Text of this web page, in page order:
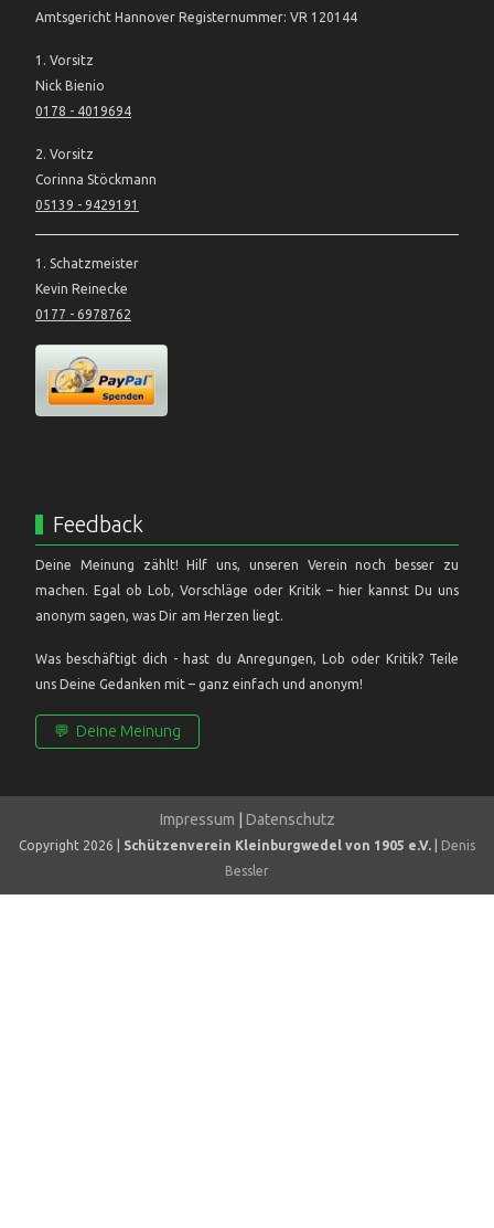
Amtsgericht Hannover Registernummer: VR 120144
1. Vorsitz
Nick Bienio
0178 - 4019694
2. Vorsitz
Corinna Stöckmann
05139 - 9429191
1. Schatzmeister
Kevin Reinecke
0177 - 6978762
Feedback
Deine Meinung zählt! Hilf uns, unseren Verein noch besser zu
machen. Egal ob Lob, Vorschläge oder Kritik – hier kannst Du uns
anonym sagen, was Dir am Herzen liegt.
Was beschäftigt dich - hast du Anregungen, Lob oder Kritik? Teile
uns Deine Gedanken mit – ganz einfach und anonym!
💬 Deine Meinung
Impressum Datenschutz
Copyright 2026 | Schützenverein Kleinburgwedel von 1905 e.V.
Denis
Bessler